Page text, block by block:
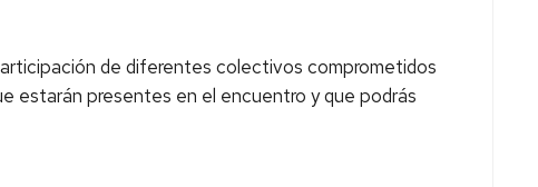
de diferentes colectivos comprometidos
estarán presentes en el encuentro y que podrás